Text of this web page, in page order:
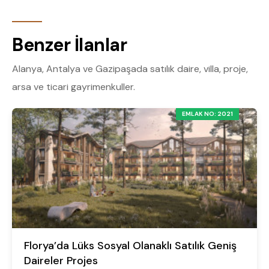
Benzer İlanlar
Alanya, Antalya ve Gazipaşada satılık daire, villa, proje,
arsa ve ticari gayrimenkuller.
EMLAK NO: 2021
Florya’da Lüks Sosyal Olanaklı Satılık Geniş
Daireler Projes